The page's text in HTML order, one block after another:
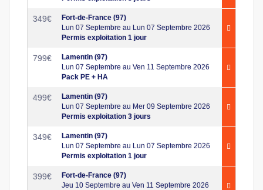
349€
Fort-de-France (97)
Lun 07 Septembre au Lun 07 Septembre 2026
Permis exploitation 1 jour
799€
Lamentin (97)
Lun 07 Septembre au Ven 11 Septembre 2026
Pack PE + HA
499€
Lamentin (97)
Lun 07 Septembre au Mer 09 Septembre 2026
Permis exploitation 3 jours
349€
Lamentin (97)
Lun 07 Septembre au Lun 07 Septembre 2026
Permis exploitation 1 jour
399€
Fort-de-France (97)
Jeu 10 Septembre au Ven 11 Septembre 2026